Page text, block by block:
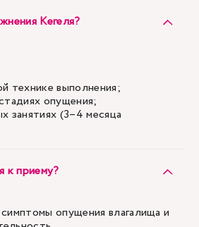
Кегеля?
технике выполнения;
опущения;
занятиях (3–4 месяца
к приему?
опущения влагалища и